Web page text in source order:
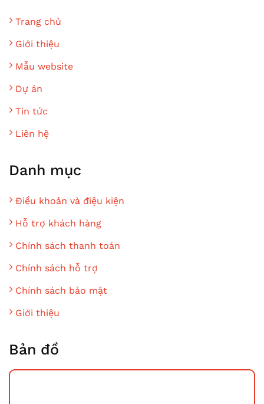
Trang chủ
Giới thiệu
Mẫu website
Dự án
Tin tức
Liên hệ
Danh mục
Điều khoản và điệu kiện
Hỗ trợ khách hàng
Chính sách thanh toán
Chính sách hỗ trợ
Chính sách bảo mật
Giới thiệu
Bản đồ